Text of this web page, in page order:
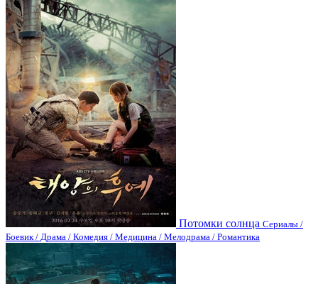
Потомки солнца Сериалы /
Боевик / Драма / Комедия / Медицина / Мелодрама / Романтика